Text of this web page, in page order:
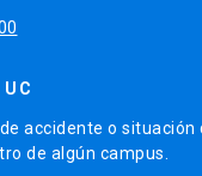
accidente o situación
de algún campus.